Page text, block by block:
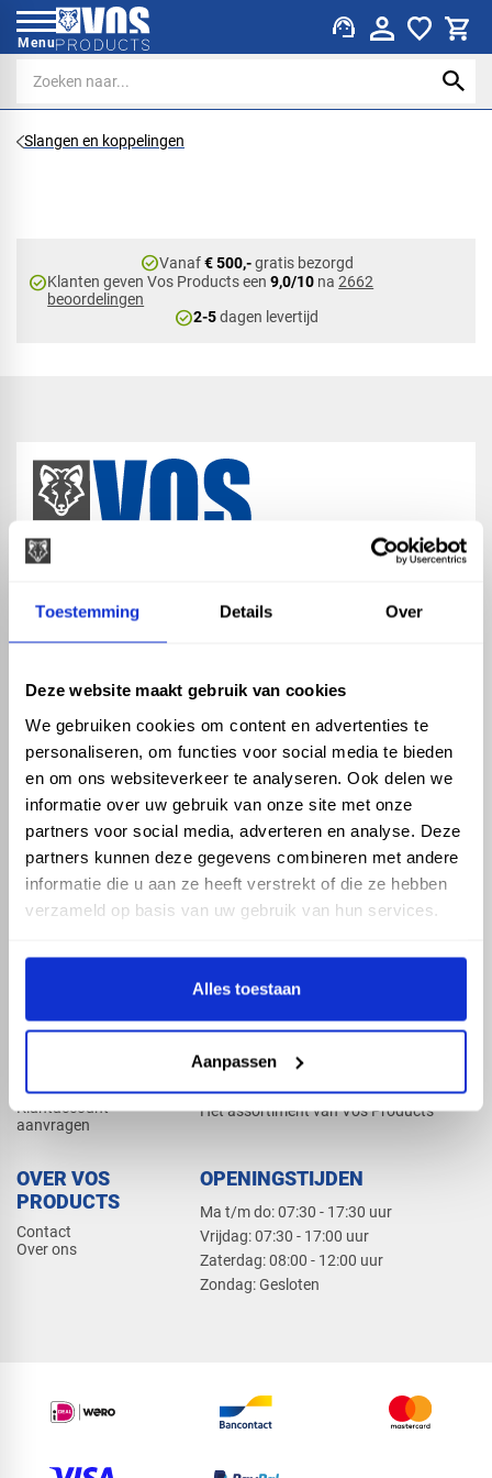
Toestemming Details Over
Deze website maakt gebruik van cookies
We gebruiken cookies om content en advertenties te
personaliseren, om functies voor social media te bieden
en om ons websiteverkeer te analyseren. Ook delen we
informatie over uw gebruik van onze site met onze
partners voor social media, adverteren en analyse. Deze
partners kunnen deze gegevens combineren met andere
informatie die u aan ze heeft verstrekt of die ze hebben
verzameld op basis van uw gebruik van hun services.
Alles toestaan
Aanpassen
Menu support_agent
Slangen en koppelingen
check_circleVanaf€ 500,-gratis bezorgd
check_circleKlanten geven Vos Products een9,0/10 na2662
beoordelingen
check_circle2-5dagen levertijd
ASSORTIMENT
Hemelwaterafvoer
Drukleiding
Beregening
Dak en gevel
KENNIS EN HULP
Klantenservice
Kennisbank
Klantaccount
aanvragen
PRODUCTCATALOGUS 2026
Het assortiment van Vos Products
OVER VOS
PRODUCTS
Contact
Over ons
OPENINGSTIJDEN
Ma t/m do: 07:30 - 17:30 uur
​Vrijdag: 07:30 - 17:00 uur
​Zaterdag: 08:00 - 12:00 uur
​Zondag: Gesloten
phone_enabled +31 416 75 02 55
mail info@vosproducts.nl
check_circleDé bouwmarkt van Altena
check_circle Direct uit grote voorraad geleverd met eigen transport
check_circleLevering in NL en BE